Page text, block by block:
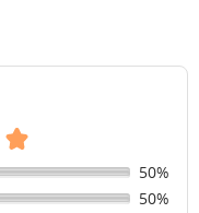
50%
50%